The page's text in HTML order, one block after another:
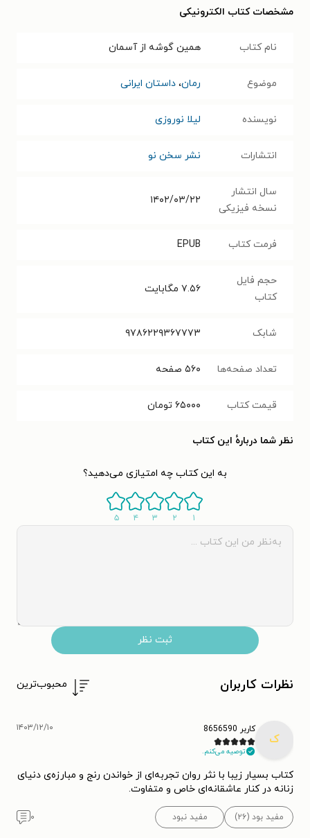
مشخصات کتاب الکترونیکی
نام کتاب همین گوشه از آسمان
موضوع رمان، داستان ایرانی
نویسنده لیلا نوروزی
انتشارات نشر سخن نو
سال انتشار
نسخه فیزیکی
۱۴۰۲/۰۳/۲۲
فرمت کتاب EPUB
حجم فایل
کتاب
۷.۵۶ مگابایت
شابک ۹۷۸۶۲۲۹۳۶۷۷۷۳
تعداد صفحه‌ها ۵۶۰ صفحه
قیمت کتاب ۶۵۰۰۰ تومان
نظر شما دربارهٔ این کتاب
به این کتاب چه امتیازی می‌دهید؟
۱ ۲ ۳ ۴ ۵
ثبت نظر
نظرات کاربران محبوب‌ترین
ک
کاربر 8656590
توصیه می‌کنم.
۱۴۰۳/۱۲/۱۰
کتاب بسیار زیبا با نثر روان تجربه‌ای از خواندن رنج و مبارزه‌ی دنیای
زنانه در کنار عاشقانه‌ای خاص و متفاوت.
مفید بود (۲۶) مفید نبود ۰